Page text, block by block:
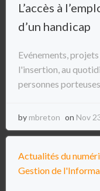
L’accès à
d’un handicap
Evénements,
l'insertion, au
personnes
by mbreton on Nov
Actualités du
Gestion de